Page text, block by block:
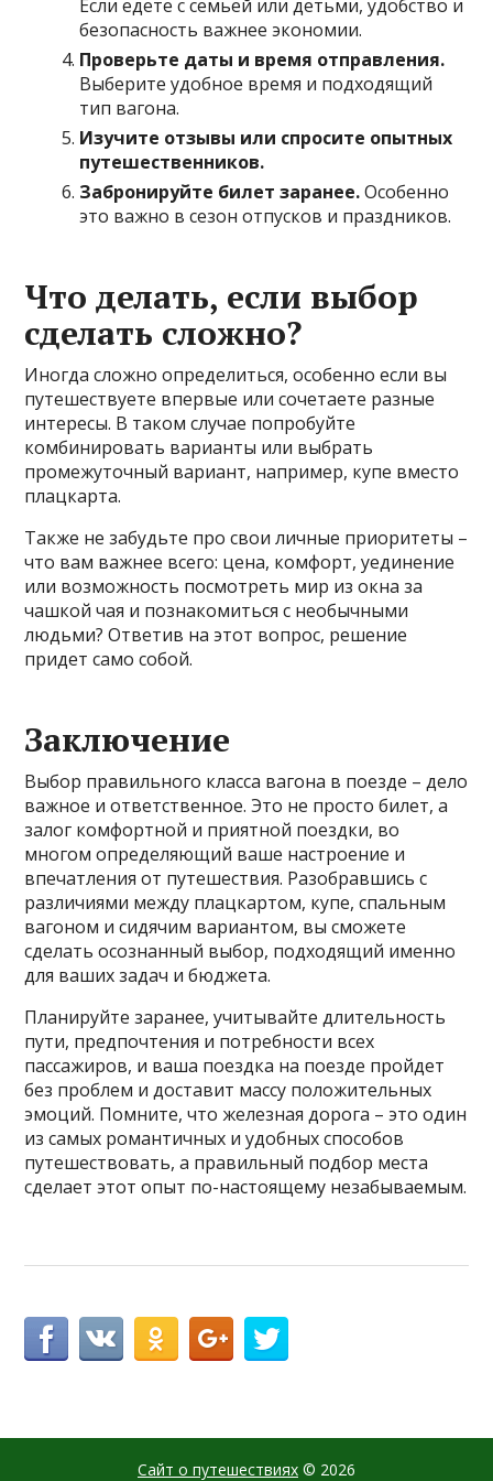
Если едете с семьей или детьми, удобство и
безопасность важнее экономии.
Проверьте даты и время отправления.
Выберите удобное время и подходящий
тип вагона.
Изучите отзывы или спросите опытных
путешественников.
Забронируйте билет заранее.Особенно
это важно в сезон отпусков и праздников.
Что делать, если выбор
сделать сложно?
Иногда сложно определиться, особенно если вы
путешествуете впервые или сочетаете разные
интересы. В таком случае попробуйте
комбинировать варианты или выбрать
промежуточный вариант, например, купе вместо
плацкарта.
Также не забудьте про свои личные приоритеты –
что вам важнее всего: цена, комфорт, уединение
или возможность посмотреть мир из окна за
чашкой чая и познакомиться с необычными
людьми? Ответив на этот вопрос, решение
придет само собой.
Заключение
Выбор правильного класса вагона в поезде – дело
важное и ответственное. Это не просто билет, а
залог комфортной и приятной поездки, во
многом определяющий ваше настроение и
впечатления от путешествия. Разобравшись с
различиями между плацкартом, купе, спальным
вагоном и сидячим вариантом, вы сможете
сделать осознанный выбор, подходящий именно
для ваших задач и бюджета.
Планируйте заранее, учитывайте длительность
пути, предпочтения и потребности всех
пассажиров, и ваша поездка на поезде пройдет
без проблем и доставит массу положительных
эмоций. Помните, что железная дорога – это один
из самых романтичных и удобных способов
путешествовать, а правильный подбор места
сделает этот опыт по-настоящему незабываемым.
Сайт о путешествиях © 2026